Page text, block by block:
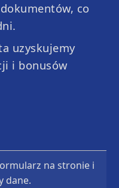
co
uzyskujemy
i bonusów
na stronie i
dane.